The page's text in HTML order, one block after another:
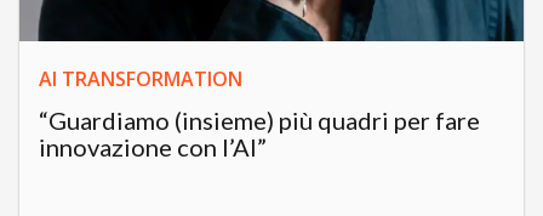
AI TRANSFORMATION
“Guardiamo (insieme) più quadri per fare
innovazione con l’AI”